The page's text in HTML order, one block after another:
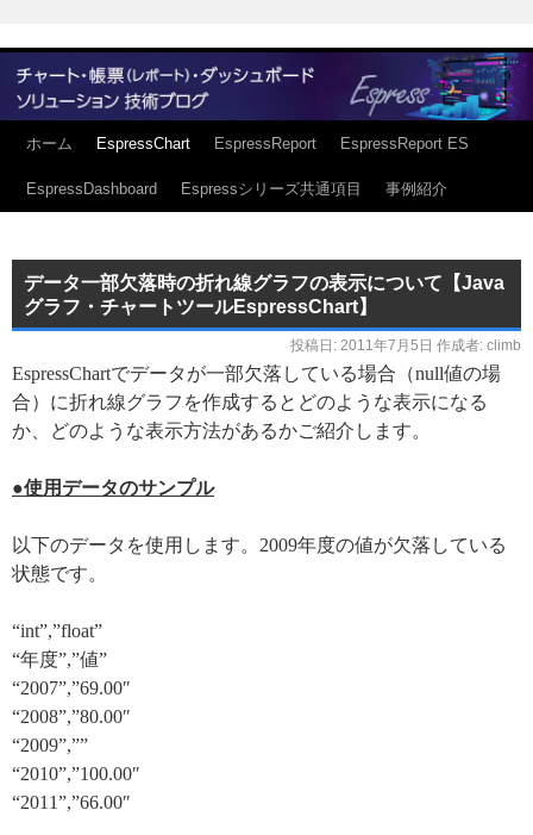
ホーム EspressChart EspressReport EspressReport ES
EspressDashboard Espressシリーズ共通項目 事例紹介
データ一部欠落時の折れ線グラフの表示について【Java
グラフ・チャートツールEspressChart】
投稿日: 2011年7月5日 作成者: climb
EspressChartでデータが一部欠落している場合（null値の場
合）に折れ線グラフを作成するとどのような表示になる
か、どのような表示方法があるかご紹介します。
●使用データのサンプル
以下のデータを使用します。2009年度の値が欠落している
状態です。
“int”,”float”
“年度”,”値”
“2007”,”69.00″
“2008”,”80.00″
“2009”,””
“2010”,”100.00″
“2011”,”66.00″